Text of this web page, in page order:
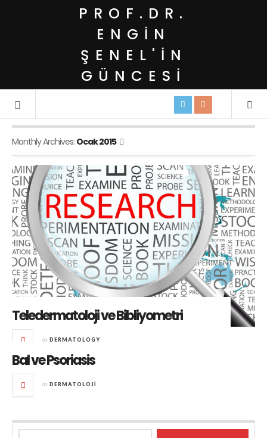
PROF.DR.
ENGIN
ŞENEL'IN
GÜNCESI
Monthly Archives: Ocak 2015
Teledermatoloji ve Bibliyometri
in DERMATOLOGY
Bal ve Psoriasis
in DERMATOLOJI